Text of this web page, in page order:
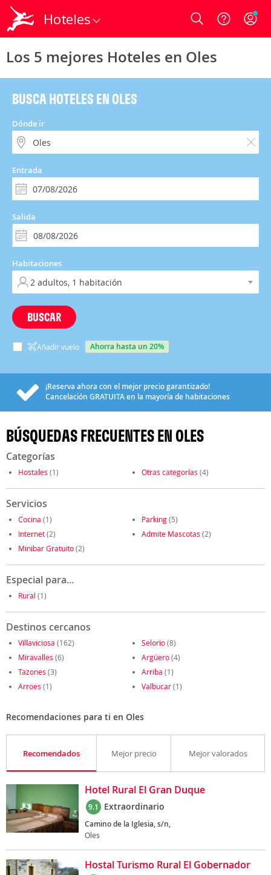
Hoteles Login
Los 5 mejores Hoteles en Oles
BUSCA HOTELES EN OLES
Dónde ir
Entrada
Salida
Habitaciones
BUSCAR
Añadir vuelo ahorra hasta un 20%
¡Reserva ahora con el mejor precio garantizado!
Cancelación GRATUITAen la mayoría de habitaciones
BÚSQUEDAS FRECUENTES EN OLES
Categorías
Hostales (1) Otras categorías (4)
Servicios
Cocina (1) Parking(5)
Internet(2) Admite Mascotas (2)
Minibar Gratuito(2)
Especial para...
Rural (1)
Destinos cercanos
Villaviciosa (162) Selorio(8)
Miravalles (6) Argüero(4)
Tazones (3) Arriba (1)
Arroes (1) Valbucar(1)
Recomendaciones para ti en Oles
Recomendados Mejor precio Mejor valorados
Hotel Rural El Gran Duque
9.1 Extraordinario
Camino de la Iglesia, s/n,
Oles
Hostal Turismo Rural El Gobernador